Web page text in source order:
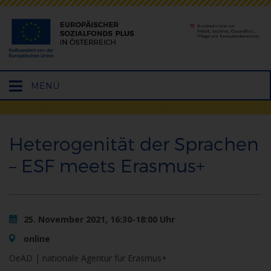
Hauptmenü
öffnen
MENÜ
Heterogenität der Sprachen
– ESF meets Erasmus+
25. November 2021, 16:30-18:00 Uhr
online
OeAD | nationale Agentur für Erasmus+